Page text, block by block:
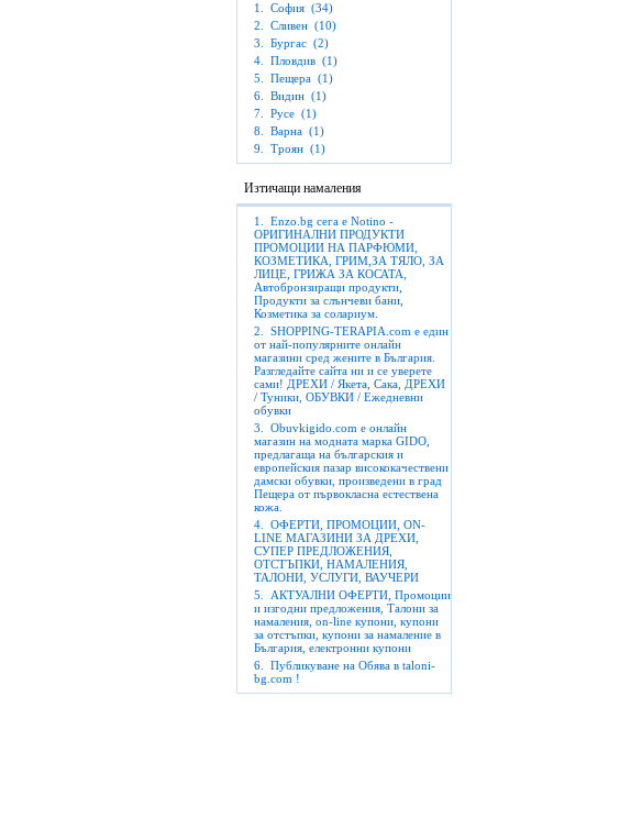
1. София (34)
2.
Сливен (10)
3.
Бургас (2)
4.
Пловдив (1)
5.
Пещера (1)
6.
Видин (1)
7.
Русе (1)
8.
Варна (1)
9.
Троян (1)
Изтичащи намаления
1.
Enzo.bg сега е Notino -
ОРИГИНАЛНИ ПРОДУКТИ
ПРОМОЦИИ НА ПАРФЮМИ,
КОЗМЕТИКА, ГРИМ,ЗА ТЯЛО, ЗА
ЛИЦЕ, ГРИЖА ЗА КОСАТА,
Автобронзиращи продукти,
Продукти за слънчеви бани,
Козметика за солариум.
2.
SHOPPING-TERAPIA.com е един
от най-популярните онлайн
магазини сред жените в България.
Разгледайте сайта ни и се уверете
сами! ДРЕХИ / Якета, Сака, ДРЕХИ
/ Туники, ОБУВКИ / Ежедневни
обувки
3.
Obuvkigido.com е онлайн
магазин на модната марка GIDO,
предлагаща на българския и
европейския пазар висококачествени
дамски обувки, произведени в град
Пещера от първокласна естествена
кожа.
4.
ОФЕРТИ, ПРОМОЦИИ, ON-
LINE МАГАЗИНИ ЗА ДРЕХИ,
СУПЕР ПРЕДЛОЖЕНИЯ,
ОТСТЪПКИ, НАМАЛЕНИЯ,
ТАЛОНИ, УСЛУГИ, ВАУЧЕРИ
5.
АКТУАЛНИ ОФЕРТИ, Промоции
и изгодни предложения, Талони за
намаления, on-line купони, купони
за отстъпки, купони за намаление в
България, електронни купони
6.
Публикуване на Обява в taloni-
bg.com !